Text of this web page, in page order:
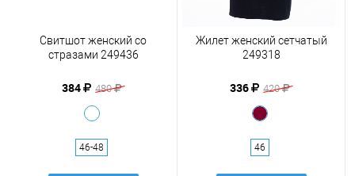
Свитшот женский со
стразами 249436
384 480
46-48
Жилет женский сетчатый
249318
336 420
46